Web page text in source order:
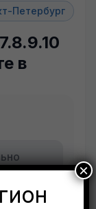
Петербург
в
×